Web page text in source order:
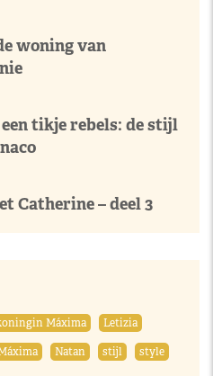
woning van
tikje rebels: de stijl
Catherine – deel 3
Máxima
Letizia
Natan stijl style